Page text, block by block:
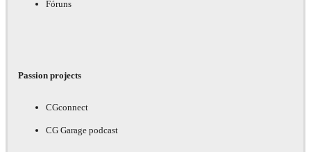
Fóruns
Passion projects
CGconnect
CG Garage podcast